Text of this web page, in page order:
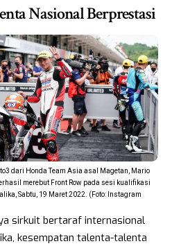
Nasional Berprestasi
dari Honda Team Asia asal Magetan, Mario
merebut Front Row pada sesi kualifikasi
Sabtu, 19 Maret 2022. (Foto: Instagram
sirkuit bertaraf internasional
kesempatan talenta-talenta